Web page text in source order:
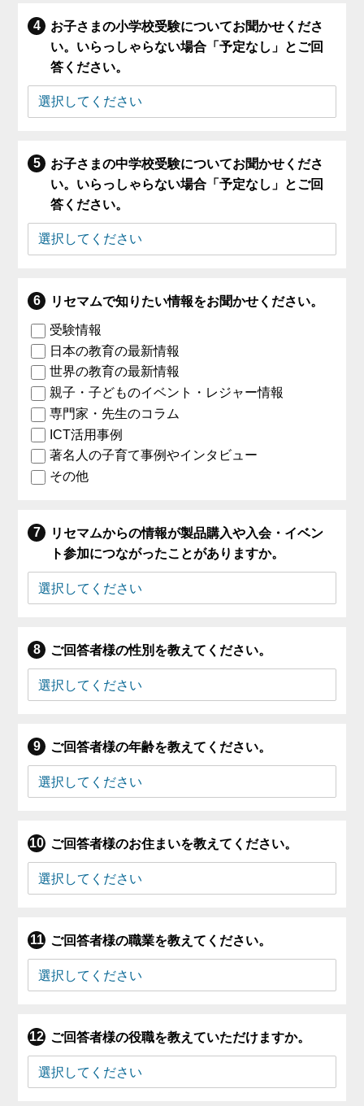
お子さまの小学校受験についてお聞かせくださ
い。いらっしゃらない場合「予定なし」とご回
答ください。
お子さまの中学校受験についてお聞かせくださ
い。いらっしゃらない場合「予定なし」とご回
答ください。
リセマムで知りたい情報をお聞かせください。
受験情報
日本の教育の最新情報
世界の教育の最新情報
親子・子どものイベント・レジャー情報
専門家・先生のコラム
ICT活用事例
著名人の子育て事例やインタビュー
その他
リセマムからの情報が製品購入や入会・イベン
ト参加につながったことがありますか。
ご回答者様の性別を教えてください。
ご回答者様の年齢を教えてください。
ご回答者様のお住まいを教えてください。
ご回答者様の職業を教えてください。
ご回答者様の役職を教えていただけますか。